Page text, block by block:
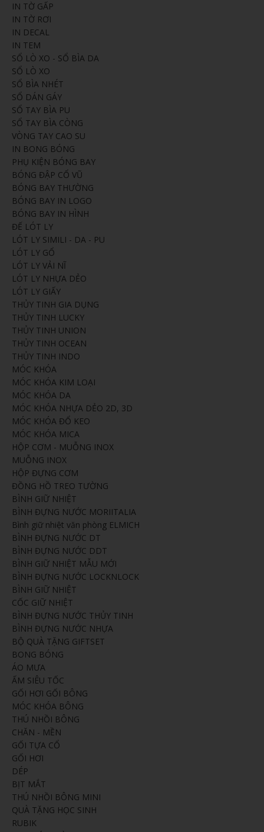
IN TỜ GẤP
IN TỜ RƠI
IN DECAL
IN TEM
SỔ LÒ XO - SỔ BÌA DA
SỔ LÒ XO
SỔ BÌA NHÉT
SỔ DÁN GÁY
SỔ TAY BÌA PU
SỔ TAY BÌA CÒNG
VÒNG TAY CAO SU
IN BONG BÓNG
PHỤ KIỆN BÓNG BAY
BÓNG ĐẬP CỔ VŨ
BÓNG BAY THƯỜNG
BÓNG BAY IN LOGO
BÓNG BAY IN HÌNH
ĐẾ LÓT LY
LÓT LY SIMILI - DA - PU
LÓT LY GỔ
LÓT LY VẢI NĨ
LÓT LY NHỰA DẺO
LÓT LY GIẤY
THỦY TINH GIA DỤNG
THỦY TINH LUCKY
THỦY TINH UNION
THỦY TINH OCEAN
THỦY TINH INDO
MÓC KHÓA
MÓC KHÓA KIM LOẠI
MÓC KHÓA DA
MÓC KHÓA NHỰA DẺO 2D, 3D
MÓC KHÓA ĐỔ KEO
MÓC KHÓA MICA
HỘP CƠM - MUỖNG INOX
MUỖNG INOX
HỘP ĐỰNG CƠM
ĐỒNG HỒ TREO TƯỜNG
BÌNH GIỮ NHIỆT
BÌNH ĐỰNG NƯỚC MORIITALIA
Bình giữ nhiệt văn phòng ELMICH
BÌNH ĐỰNG NƯỚC DT
BÌNH ĐỰNG NƯỚC DDT
BÌNH GIỮ NHIỆT MẪU MỚI
BÌNH ĐỰNG NƯỚC LOCKNLOCK
BÌNH GIỮ NHIỆT
CỐC GIỮ NHIỆT
BÌNH ĐỰNG NƯỚC THỦY TINH
BÌNH ĐỰNG NƯỚC NHỰA
BỘ QUÀ TẶNG GIFTSET
BONG BÓNG
ÁO MƯA
ẤM SIÊU TỐC
GỐI HƠI GỐI BÔNG
MÓC KHÓA BÔNG
THÚ NHỒI BÔNG
CHĂN - MỀN
GỐI TỰA CỔ
GỐI HƠI
DÉP
BỊT MẮT
THÚ NHỒI BÔNG MINI
QUÀ TẶNG HỌC SINH
RUBIK